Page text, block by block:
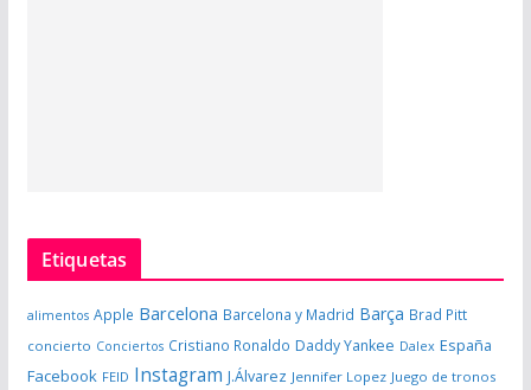
Etiquetas
alimentos Apple Barcelona Barcelona y Madrid Barça Brad Pitt
concierto Conciertos Cristiano Ronaldo Daddy Yankee Dalex España
Facebook FEID Instagram J.Álvarez Jennifer Lopez Juego de tronos